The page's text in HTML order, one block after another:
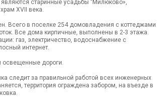
старинные усадьбы "Милюково»,
XVII века.
Всего в поселке 254 домовладения с коттеджами
Все дома кирпичные, выполнены в 2-3 этажа.
газ, электричество, водоснабжение с
интернет.
освещенные дороги.
следит за правильной работой всех инженерных
территория ограждена забором, на въезде в